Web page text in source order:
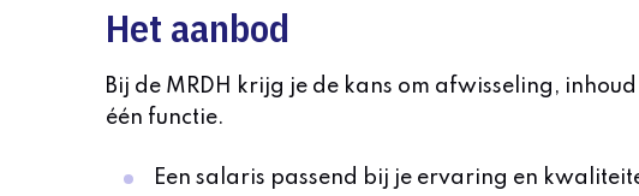
Het aanbod
Bij de MRDH krijg je de kans om afwisseling,
één functie.
Een salaris passend bij je ervaring en